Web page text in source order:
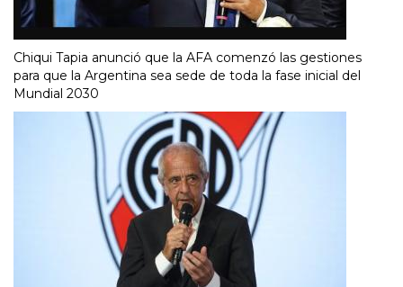
Chiqui Tapia anunció que la AFA comenzó las gestiones
para que la Argentina sea sede de toda la fase inicial del
Mundial 2030